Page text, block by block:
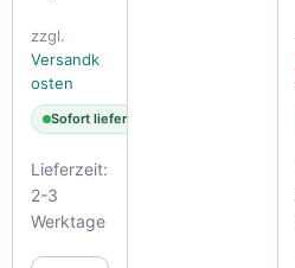
zzgl.
Versandk
osten
Sofort lieferbar
Lieferzeit:
2-3
Werktage